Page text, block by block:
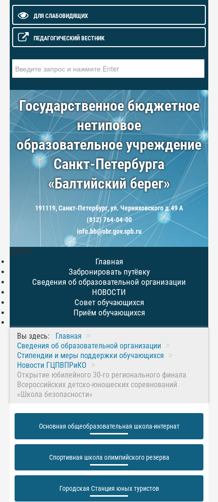
ДЛЯ СЛАБОВИДЯЩИХ
ПЕДАГОГИЧЕСКИЙ ВЕСТНИК
Государственное бюджетное
нетиповое
образовательное учреждение
Санкт-Петербурга
«Балтийский берег»
191119, Санкт-Петербург, ул. Черняховского д.49 А
(812) 764-04-00
info.bb@obr.gov.spb.ru
МЕНЮ
Главная
Забронировать путёвку
Сведения об образовательной организации
НОВОСТИ
Совет обучающихся
Приём обучающихся
Вы здесь:
Главная
Сведения об образовательной организации
Стипендии и меры поддержки обучающихся
Новости ГЦПВПРиКО
Открытие юбилейного 30-го регионального финала
Всероссийских детско-юношеских соревнований
«Школа безопасности»
Основная общеобразовательная школа-интернат
Спортивная школа олимпийского резерва
Городская Станция юных туристов